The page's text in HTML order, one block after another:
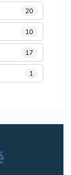
20
10
17
1